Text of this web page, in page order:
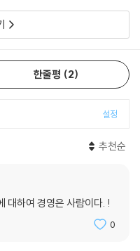
을 증명한다.
적 투자 수익률은 1,026%로
받는 기업들’의 공통점을 찾아
’가 아니라 기업을 둘러싼 다양
더 큰 목적을 추구하는 것이라
S&P 500 지수에 들어간 500
익률은 1,646%로 S&P 500지
위해 존재하는 것이 아니라
회에 유익을 줄 수 있는 존재
에 충실했을지라도 고객과 사
한줄평 2
설정
추천순
대하여 경영은 사람이다. !
0